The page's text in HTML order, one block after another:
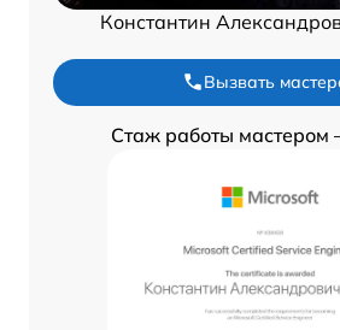
Константин
Вызвать
Стаж работы мастером